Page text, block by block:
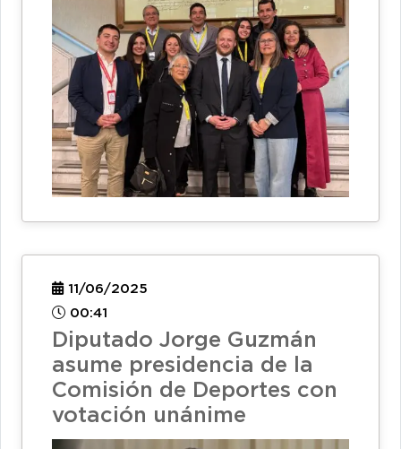
11/06/2025
00:41
Diputado Jorge Guzmán
asume presidencia de la
Comisión de Deportes con
votación unánime